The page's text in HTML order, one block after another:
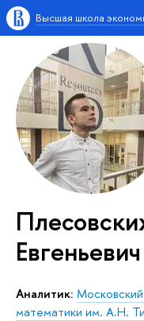
Высшая школа
Евгеньевич
Аналитик:
математики им. А.Н.